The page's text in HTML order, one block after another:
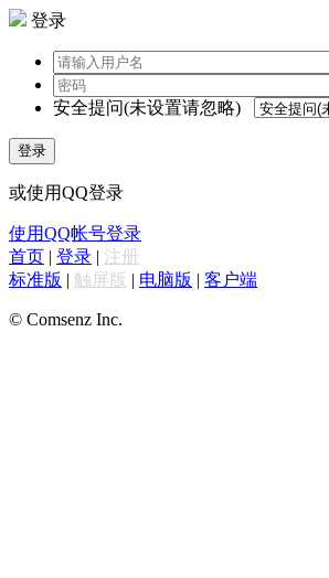
登录
安全提问(未设置请忽略)
登录
或使用QQ登录
使用QQ帐号登录
首页 | 登录 | 注册
标准版 | 触屏版 | 电脑版 | 客户端
© Comsenz Inc.